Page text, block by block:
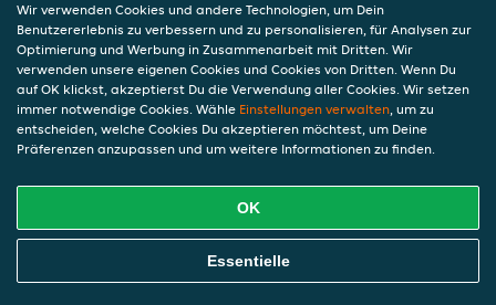
Freitag
Geschlossen
Samstag
Geschlossen
Sonntag
Geschlossen
Wir verwenden Cookies und andere Technologien, um Dein
Benutzererlebnis zu verbessern und zu personalisieren, für Analysen zur
Optimierung und Werbung in Zusammenarbeit mit Dritten. Wir
verwenden unsere eigenen Cookies und Cookies von Dritten. Wenn Du
auf OK klickst, akzeptierst Du die Verwendung aller Cookies. Wir setzen
immer notwendige Cookies. Wähle Einstellungen verwalten, um zu
entscheiden, welche Cookies Du akzeptieren möchtest, um Deine
Präferenzen anzupassen und um weitere Informationen zu finden.
OK
Essentielle